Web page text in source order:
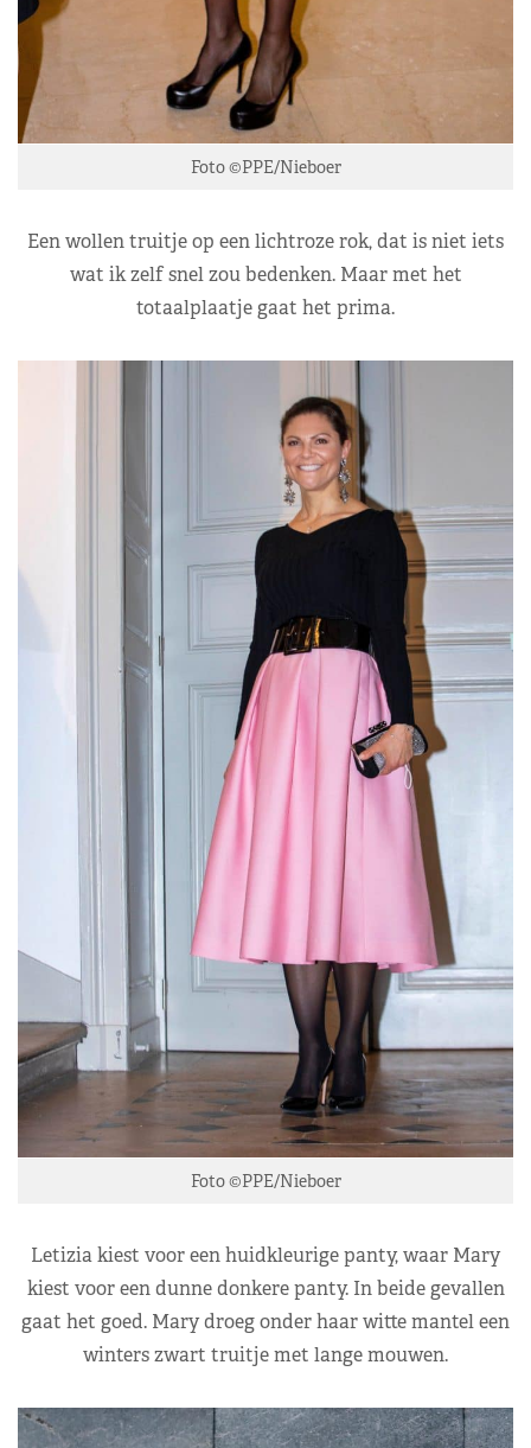
Foto ©PPE/Nieboer
Een wollen truitje op een lichtroze rok, dat is niet iets
wat ik zelf snel zou bedenken. Maar met het
totaalplaatje gaat het prima.
Foto ©PPE/Nieboer
Letizia kiest voor een huidkleurige panty, waar Mary
kiest voor een dunne donkere panty. In beide gevallen
gaat het goed. Mary droeg onder haar witte mantel een
winters zwart truitje met lange mouwen.